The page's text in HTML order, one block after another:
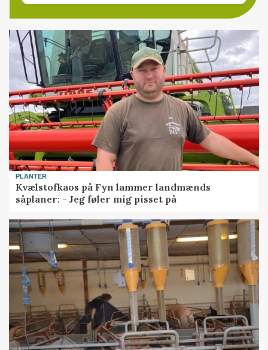
PLANTER
Kvælstofkaos på Fyn lammer landmænds
såplaner: - Jeg føler mig pisset på